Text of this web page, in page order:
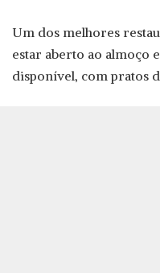
Um dos melhores
estar aberto ao almoço
disponível, com pratos